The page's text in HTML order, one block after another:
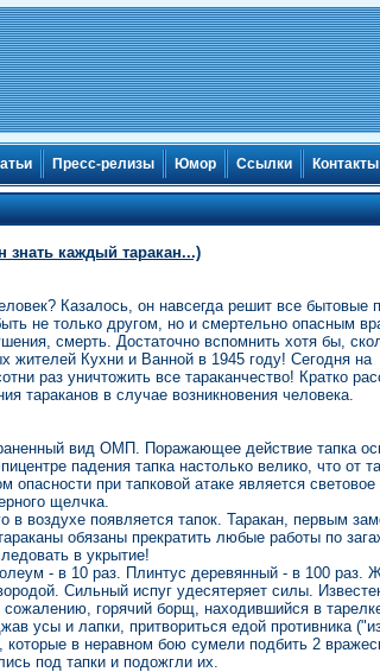
Пресс-релизы Юмор Ссылки Контакты
знать каждый таракан...)
Казалось, он навсегда решит все бытовые
не только другом, но и смертельно опасным
смерть. Достаточно вспомнить хотя бы,
Кухни и Ванной в 1945 году! Сегодня на
раз уничтожить все тараканчество! Кратко
тараканов в случае возникновения человека.
вид ОМП. Поражающее действие тапка
падения тапка настолько велико, что от
при тапковой атаке является световое
щелчка.
воздухе появляется тапок. Таракан, первым
обязаны прекратить любые работы по
в укрытие!
- в 10 раз. Плинтус деревянный - в 100 раз.
Сильный испуг удесятеряет силы.
горячий борщ, находившийся в
усы и лапки, притвориться едой противника
в неравном бою сумели подбить 2
под тапки и подожгли их.